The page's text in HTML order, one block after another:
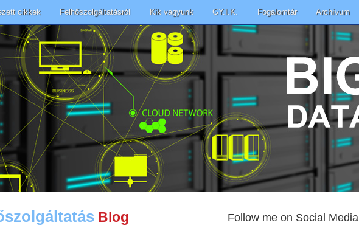
cikkek Felhőszolgáltatásról Kik vagyunk GY.I.K. Fogalomtár Archívum
Blog Follow me on Social Media